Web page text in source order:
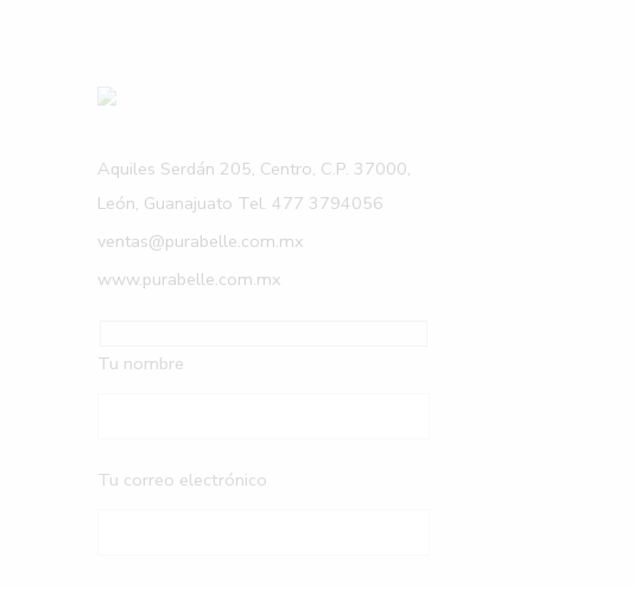
Aquiles Serdán 205, Centro, C.P. 37000,
León, Guanajuato Tel. 477 3794056
ventas@purabelle.com.mx
www.purabelle.com.mx
Tu nombre
Tu correo electrónico